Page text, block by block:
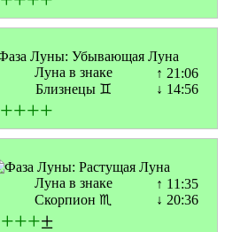
Луна в знаке
Близнецы ♊
↑ 21:06
↓ 14:56
++++
Луна в знаке
Скорпион ♏
↑ 11:35
↓ 20:36
+++±